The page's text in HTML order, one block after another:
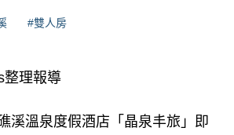
#雙人房
整理報導
溪溫泉度假酒店「晶泉丰旅」即